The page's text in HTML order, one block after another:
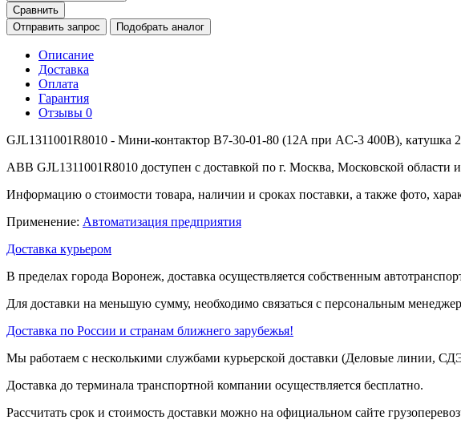
Сравнить
Отправить запрос
Подобрать аналог
Описание
Доставка
Оплата
Гарантия
Отзывы 0
GJL1311001R8010 - Мини-контактор B7-30-01-80 (12A при AC-3 400В),
ABB GJL1311001R8010 доступен с доставкой по г. Москва, Московской области
Информацию о стоимости товара, наличии и сроках поставки, а также фото,
Применение: Автоматизация предприятия
Доставка курьером
В пределах города Воронеж, доставка осуществляется собственным
Для доставки на меньшую сумму, необходимо связаться с персональным
Доставка по России и странам ближнего зарубежья!
Мы работаем с несколькими службами курьерской доставки (Деловые линии,
Доставка до терминала транспортной компании осуществляется бесплатно.
Рассчитать срок и стоимость доставки можно на официальном сайте